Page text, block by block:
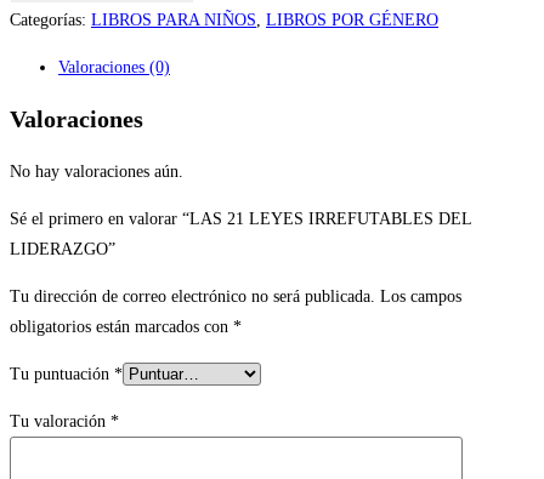
Categorías: LIBROS PARA NIÑOS LIBROS POR GÉNERO
Valoraciones (0)
Valoraciones
No hay valoraciones aún.
Sé el primero en valorar “LAS 21 LEYES IRREFUTABLES DEL
LIDERAZGO”
Tu dirección de correo electrónico no será publicada. Los campos
obligatorios están marcados con *
Tu puntuación *
Tu valoración *